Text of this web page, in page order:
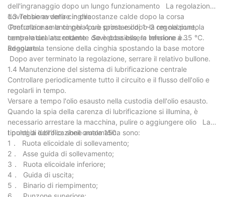
dell'ingranaggio dopo un lungo funzionamento La regolazione
dovrebbe avvenire in circostanze calde dopo la corsa
Prefunzionamento per 4 ore prima e dopo la regolazione, la
temperatura ascendente dovrebbe essere inferiore a 35 ℃.
1.3 Tensione della cinghia
Controllare se la cinghia può spostarsi di 1~2 cm nel punto
centrale del lato rotante Se è possibile, la tensione è
adeguata.
Regolare la tensione della cinghia spostando la base motore
Dopo aver terminato la regolazione, serrare il relativo bullone.
1.4 Manutenzione del sistema di lubrificazione centrale
Controllare periodicamente tutto il circuito e il flusso dell'olio e
regolarli in tempo.
Versare a tempo l'olio esausto nella custodia dell'olio esausto.
Quando la spia della carenza di lubrificazione si illumina, è
necessario arrestare la macchina, pulire o aggiungere olio La
tipologia dell'olio: shell omala 150.
I punti di lubrificazione automatica sono:
1． Ruota elicoidale di sollevamento;
2． Asse guida di sollevamento;
3． Ruota elicoidale inferiore;
4． Guida di uscita;
5． Binario di riempimento;